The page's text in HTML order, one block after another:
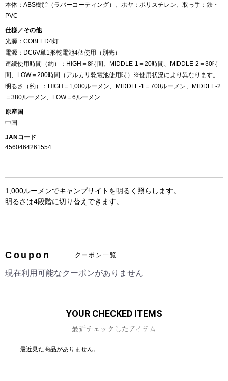
本体：ABS樹脂（ラバーコーティング）、ホヤ：ポリスチレン、取っ手：鉄・
PVC
仕様／その他
光源：COBLED4灯
電源：DC6V単1形乾電池4個使用（別売）
連続使用時間（約）：HIGH＝8時間、MIDDLE-1＝20時間、MIDDLE-2＝30時
間、LOW＝200時間（アルカリ乾電池使用時）※使用状況により異なります。
明るさ（約）：HIGH＝1,000ルーメン、MIDDLE-1＝700ルーメン、MIDDLE-2
＝380ルーメン、LOW＝6ルーメン
原産国
中国
JANコード
4560464261554
1,000ルーメンでキャンプサイトを明るく照らします。
明るさは4段階に切り替えできます。
Coupon クーポン一覧
現在利用可能なクーポンがありません
YOUR CHECKED ITEMS
最近チェックしたアイテム
最近見た商品がありません。